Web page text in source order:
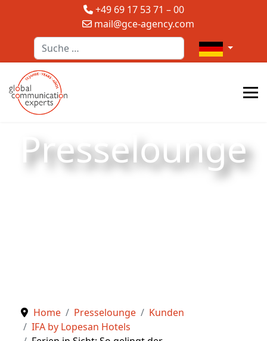
+49 69 17 53 71 – 00
mail@gce-agency.com
Suchen
Sprache
Presselounge
Home Presselounge
Kunden
IFA by Lopesan Hotels